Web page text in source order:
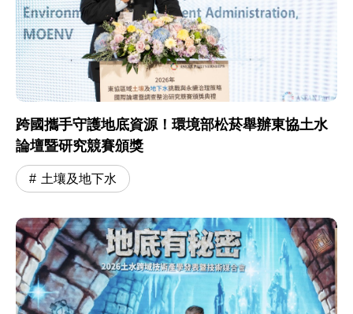
跨國攜手守護地底資源！環境部松菸舉辦東協土水
論壇暨研究競賽頒獎
土壤及地下水